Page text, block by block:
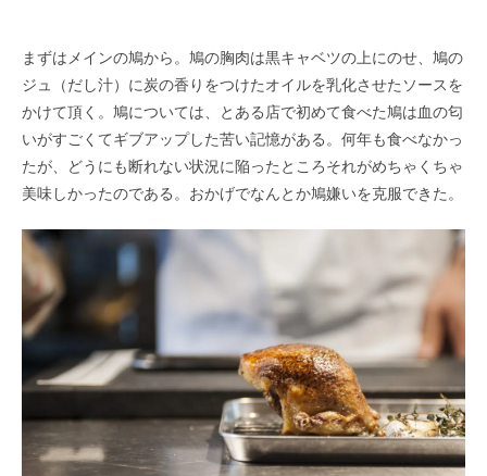
まずはメインの鳩から。鳩の胸肉は黒キャベツの上にのせ、鳩の
ジュ（だし汁）に炭の香りをつけたオイルを乳化させたソースを
かけて頂く。鳩については、とある店で初めて食べた鳩は血の匂
いがすごくてギブアップした苦い記憶がある。何年も食べなかっ
たが、どうにも断れない状況に陥ったところそれがめちゃくちゃ
美味しかったのである。おかげでなんとか鳩嫌いを克服できた。